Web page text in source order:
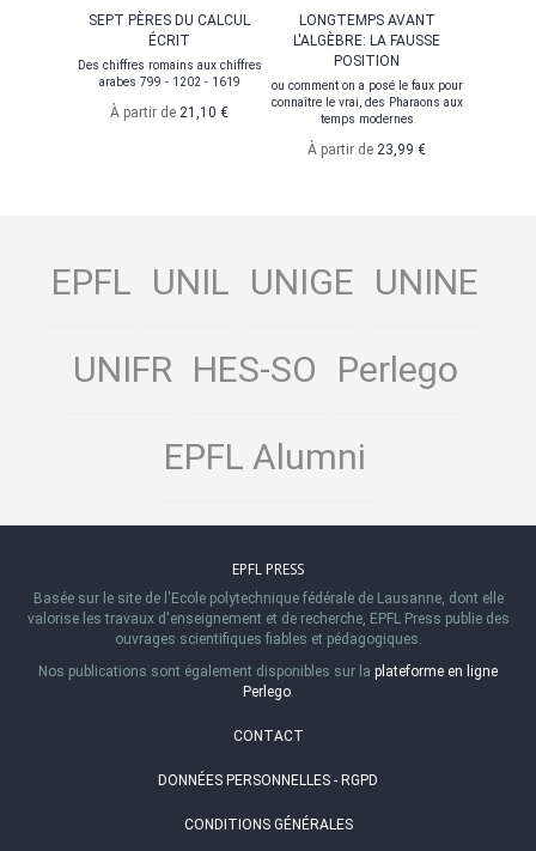
SEPT PÈRES DU CALCUL
ÉCRIT
Des chiffres romains aux chiffres
arabes 799 - 1202 - 1619
À partir de 21,10 €
LONGTEMPS AVANT
L'ALGÈBRE: LA FAUSSE
POSITION
ou comment on a posé le faux pour
connaître le vrai, des Pharaons aux
temps modernes
À partir de 23,99 €
EPFL UNIL UNIGE UNINE
UNIFR HES-SO Perlego
EPFL Alumni
EPFL PRESS
Basée sur le site de l'Ecole polytechnique fédérale de Lausanne, dont elle
valorise les travaux d'enseignement et de recherche, EPFL Press publie des
ouvrages scientifiques fiables et pédagogiques.
Nos publications sont également disponibles sur la plateforme en ligne
Perlego.
CONTACT
DONNÉES PERSONNELLES - RGPD
CONDITIONS GÉNÉRALES